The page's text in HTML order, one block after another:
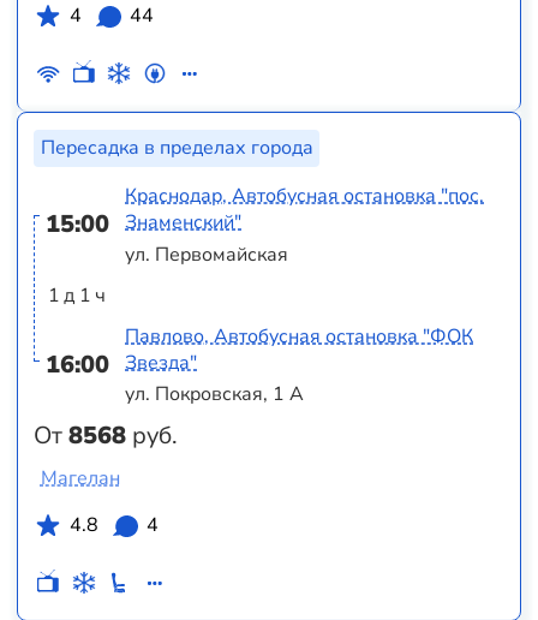
4
44
Пересадка в пределах города
15:00
1 д 1 ч
16:00
От8568 руб.
Краснодар, Автобусная остановка "пос.
Знаменский"
ул. Первомайская
Павлово, Автобусная остановка "ФОК
Звезда"
ул. Покровская, 1 А
Магелан
4.8
4